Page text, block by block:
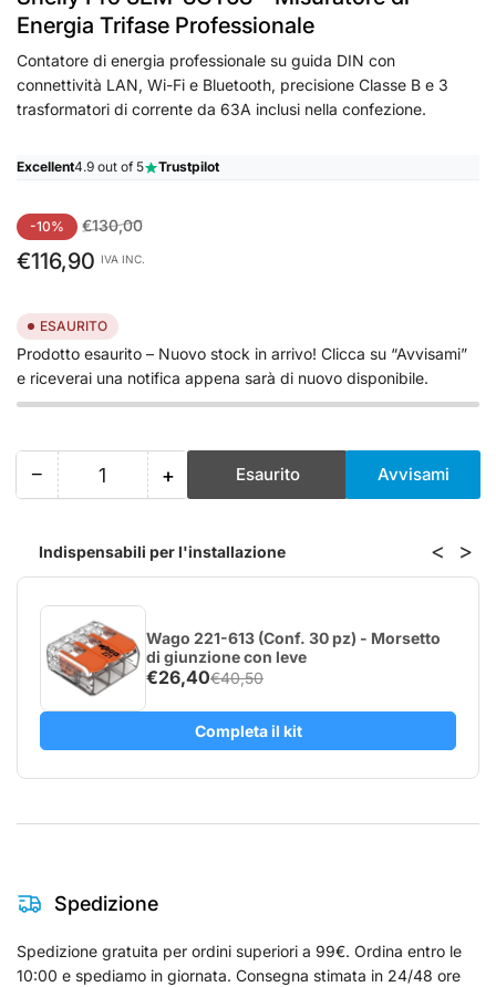
Energia Trifase Professionale
Contatore di energia professionale su guida DIN con
connettività LAN, Wi-Fi e Bluetooth, precisione Classe B e 3
trasformatori di corrente da 63A inclusi nella confezione.
Excellent4.9 out of 5 Trustpilot
Prezzo
standard
-10% €130,00Prezzo
€116,90 IVA INC.
ESAURITO
Prodotto esaurito – Nuovo stock in arrivo! Clicca su “Avvisami”
e riceverai una notifica appena sarà di nuovo disponibile.
− Riduci
Shelly
Pro
3EM-
3CT63
Misuratore
Energia
Trifase
Quantità +Aumenta
Shelly
Pro
–
Misuratore
di
Energia
Trifase
Esaurito Avvisami
Indispensabili per l'installazione < >
Wago 221-613 (Conf. 30 pz) - Morsetto
di giunzione con leve
€26,40€40,50
Completa il kit
Spedizione
Spedizione gratuita per ordini superiori a 99€. Ordina entro le
10:00 e spediamo in giornata. Consegna stimata in 24/48 ore